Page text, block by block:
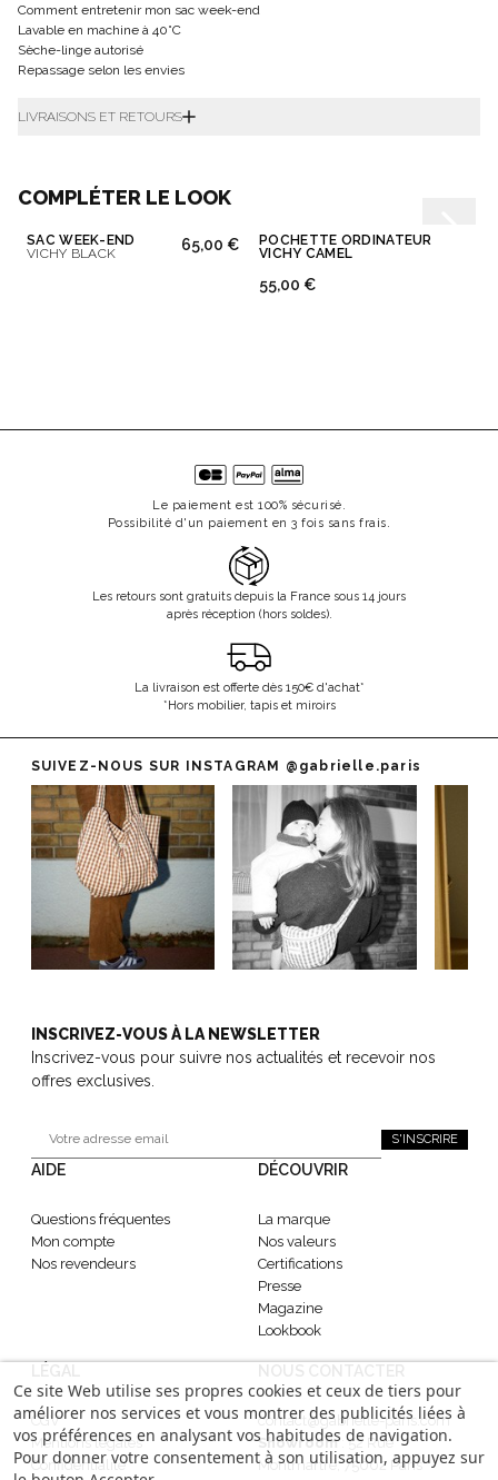
Comment entretenir mon sac week-end
Lavable en machine à 40°C
Sèche-linge autorisé
Repassage selon les envies
LIVRAISONS ET RETOURS
COMPLÉTER LE LOOK
SAC WEEK-END
VICHY BLACK
65,00 €
POCHETTE ORDINATEUR
VICHY CAMEL
55,00 €
Le paiement est 100% sécurisé.
Possibilité d'un paiement en 3 fois sans frais.
Les retours sont gratuits depuis la France sous 14 jours
après réception (hors soldes).
La livraison est offerte dès 150€ d'achat*
*Hors mobilier, tapis et miroirs
SUIVEZ-NOUS SUR INSTAGRAM @gabrielle.paris
INSCRIVEZ-VOUS À LA NEWSLETTER
Inscrivez-vous pour suivre nos actualités et recevoir nos
offres exclusives.
S'INSCRIRE
AIDE
Questions fréquentes
Mon compte
Nos revendeurs
DÉCOUVRIR
La marque
Nos valeurs
Certifications
Presse
Magazine
Lookbook
CGV
Mentions légales
Confidentialité
contact@gabrielle-paris.com
Showroom: 52 Rue
Montmartre, 75002 Paris
Ce site Web utilise ses propres cookies et ceux de tiers pour
améliorer nos services et vous montrer des publicités liées à
vos préférences en analysant vos habitudes de navigation.
Pour donner votre consentement à son utilisation, appuyez sur